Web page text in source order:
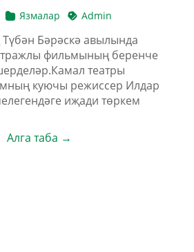
Язмалар Admin
Бәрәскә авылында
фильмының беренче
театры
куючы режиссер Илдар
иҗади төркем
Алга таба →